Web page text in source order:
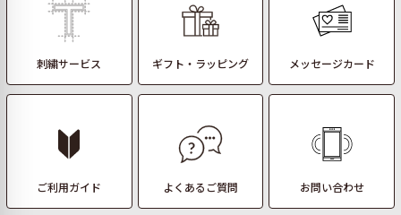
刺繍サービス ギフト・ラッピング メッセージカード
ご利用ガイド よくあるご質問 お問い合わせ